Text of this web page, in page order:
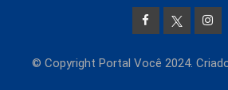
© Copyright Portal Você 2024.